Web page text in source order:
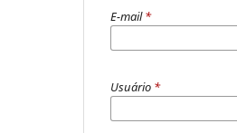
E-mail*
Usuário *